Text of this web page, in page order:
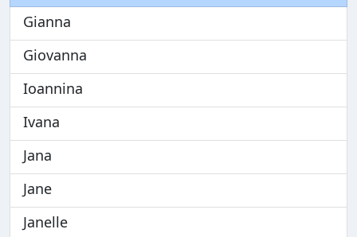
Gianna
Giovanna
Ioannina
Ivana
Jana
Jane
Janelle